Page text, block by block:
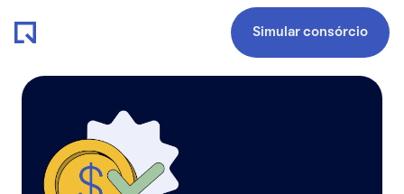
Simular consórcio